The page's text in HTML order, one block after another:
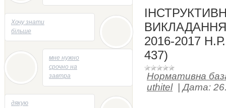
відповідей
Хочу знати
більше
мне нужно
срочно на
завтра
творик
напесать
дякую
2016-2017
437)
Нормативна
uthitel
|Дата: